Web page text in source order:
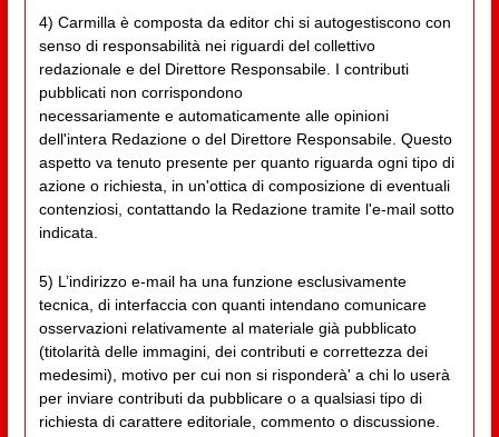
4) Carmilla è composta da editor chi si autogestiscono con
senso di responsabilità nei riguardi del collettivo
redazionale e del Direttore Responsabile. I contributi
pubblicati non corrispondono
necessariamente e automaticamente alle opinioni
dell'intera Redazione o del Direttore Responsabile. Questo
aspetto va tenuto presente per quanto riguarda ogni tipo di
azione o richiesta, in un'ottica di composizione di eventuali
contenziosi, contattando la Redazione tramite l'e-mail sotto
indicata.
5) L’indirizzo e-mail ha una funzione esclusivamente
tecnica, di interfaccia con quanti intendano comunicare
osservazioni relativamente al materiale già pubblicato
(titolarità delle immagini, dei contributi e correttezza dei
medesimi), motivo per cui non si risponderà' a chi lo userà
per inviare contributi da pubblicare o a qualsiasi tipo di
richiesta di carattere editoriale, commento o discussione.